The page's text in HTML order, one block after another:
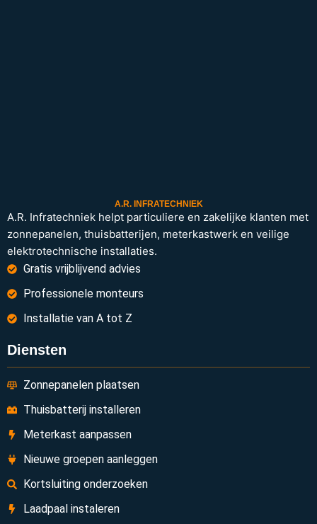
A.R. INFRATECHNIEK
A.R. Infratechniek helpt particuliere en zakelijke klanten met
zonnepanelen, thuisbatterijen, meterkastwerk en veilige
elektrotechnische installaties.
Gratis vrijblijvend advies
Professionele monteurs
Installatie van A tot Z
Diensten
Zonnepanelen plaatsen
Thuisbatterij installeren
Meterkast aanpassen
Nieuwe groepen aanleggen
Kortsluiting onderzoeken
Laadpaal instaleren